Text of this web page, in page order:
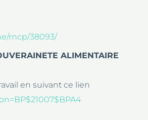
rncp/38093/
ALIMENTAIRE
en suivant ce lien